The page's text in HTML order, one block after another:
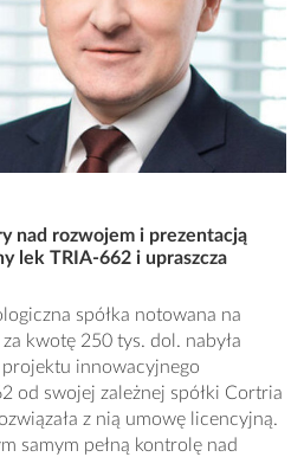
nad rozwojem i prezentacją
lek TRIA-662 i upraszcza
spółka notowana na
kwotę 250 tys. dol. nabyła
innowacyjnego
od swojej zależnej spółki Cortria
z nią umowę licencyjną.
samym pełną kontrolę nad